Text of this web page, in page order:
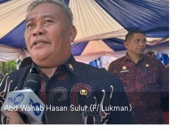
Abd Wahab Hasan Sulur.(F/ Lukman)